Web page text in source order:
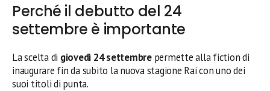
Perché il debutto del 24
settembre è importante
La scelta di giovedì 24 settembrepermette alla fiction di
inaugurare fin da subito la nuova stagione Rai con uno dei
suoi titoli di punta.